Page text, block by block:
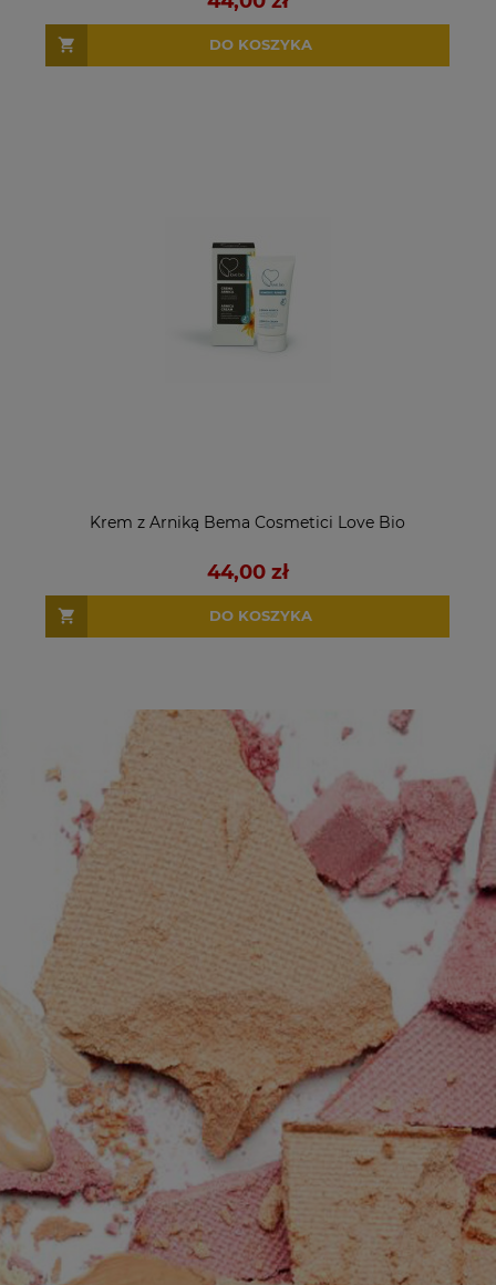
DO KOSZYKA
Krem z Arniką Bema Cosmetici Love Bio
44,00 zł
DO KOSZYKA